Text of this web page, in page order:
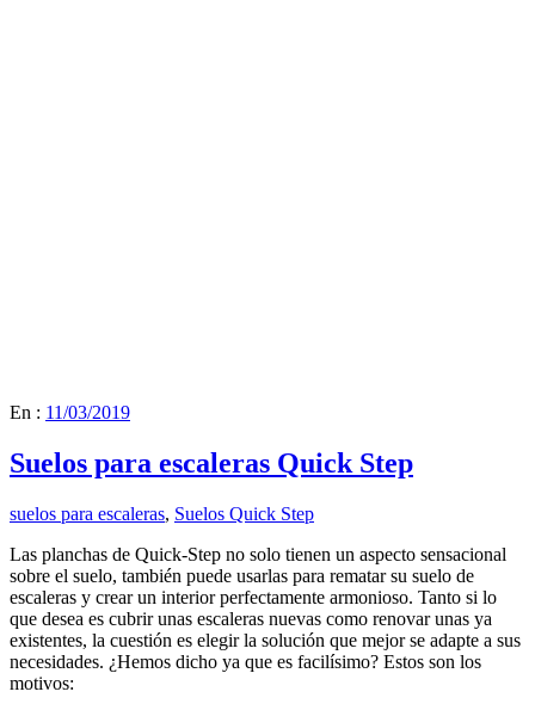
En : 11/03/2019
Suelos para escaleras Quick Step
suelos para escaleras, Suelos Quick Step
Las planchas de Quick-Step no solo tienen un aspecto sensacional
sobre el suelo, también puede usarlas para rematar su suelo de
escaleras y crear un interior perfectamente armonioso. Tanto si lo
que desea es cubrir unas escaleras nuevas como renovar unas ya
existentes, la cuestión es elegir la solución que mejor se adapte a sus
necesidades. ¿Hemos dicho ya que es facilísimo? Estos son los
motivos: